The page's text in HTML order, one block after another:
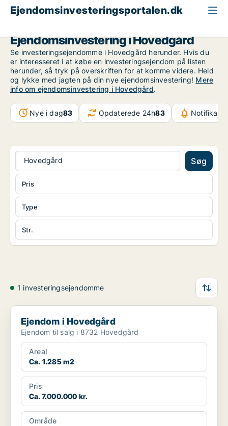
Ejendomsinvesteringsportalen.dk
Ejendomsinvestering i Hovedgård
Se investeringsejendomme i Hovedgård herunder. Hvis du
er interesseret i at købe en investeringsejendom på listen
herunder, så tryk på overskriften for at komme videre. Held
og lykke med jagten på din nye ejendomsinvestering! Mere
info om ejendomsinvestering i Hovedgård.
Nye i dag83 Opdaterede 24h83
Hovedgård Søg
Type
Str.
Pris
1 investeringsejendomme
Ejendom i Hovedgård
Ejendom i Hovedgård
Ejendom til salg i 8732 Hovedgård
Areal
Ca. 1.285 m2
Pris
Ca. 7.000.000 kr.
Område